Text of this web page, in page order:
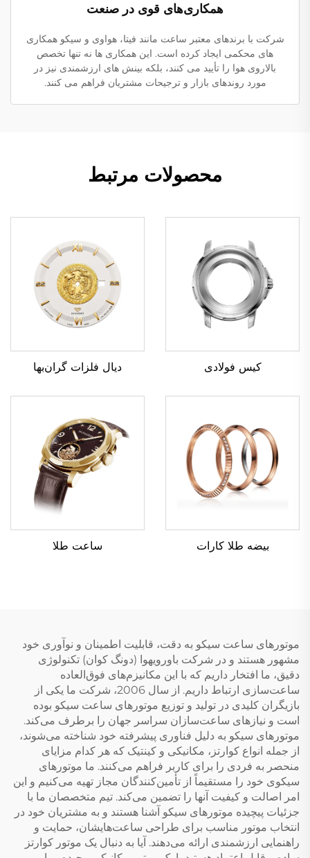
همکاری‌های قوی در صنعت
شرکت با برندهای معتبر ساعت مانند فیتا، هواوی و سیکو همکاری
های محکمی ایجاد کرده است. این همکاری ها نه تنها تخصص
بالاروی هوا را تأیید می کنند، بلکه بینش های ارزشمندی نیز در
مورد روندهای بازار و ترجیحات مشتریان فراهم می کنند.
محصولات مرتبط
کیس فولادی دیال فلزات گران‌بها
بیضه طلا کارات ساعت طلا
موتورهای ساعت سیکو به دقت، قابلیت اطمینان و نوآوری خود
مشهور هستند و در شرکت باورویهوا (دونگ کوان) تکنولوژی
دقیق، ما افتخار داریم که با این مکانیزم‌های فوق‌العاده
ساعت‌سازی ارتباط داریم. از سال 2006، شرکت ما یکی از
بازیگران کلیدی در تولید و توزیع موتورهای ساعت سیکو بوده
است و نیازهای ساعت‌سازان سراسر جهان را برطرف می‌کند.
موتورهای سیکو به دلیل فناوری پیشرفته خود شناخته می‌شوند،
از جمله انواع کوارتز، مکانیکی و کینتیک که هر کدام مزایای
منحصر به فردی را برای کاربر فراهم می‌کنند. ما موتورهای
سیکوی خود را مستقیماً از تأمین‌کنندگان مجاز تهیه می‌کنیم و این
امر اصالت و کیفیت آنها را تضمین می‌کند. تیم متخصصان ما با
جزئیات پیچیده موتورهای سیکو آشنا هستند و به مشتریان خود در
انتخاب موتور مناسب برای طراحی ساعت‌هایشان، حمایت و
راهنمایی ارزشمندی ارائه می‌دهند. آیا به دنبال یک موتور کوارتز